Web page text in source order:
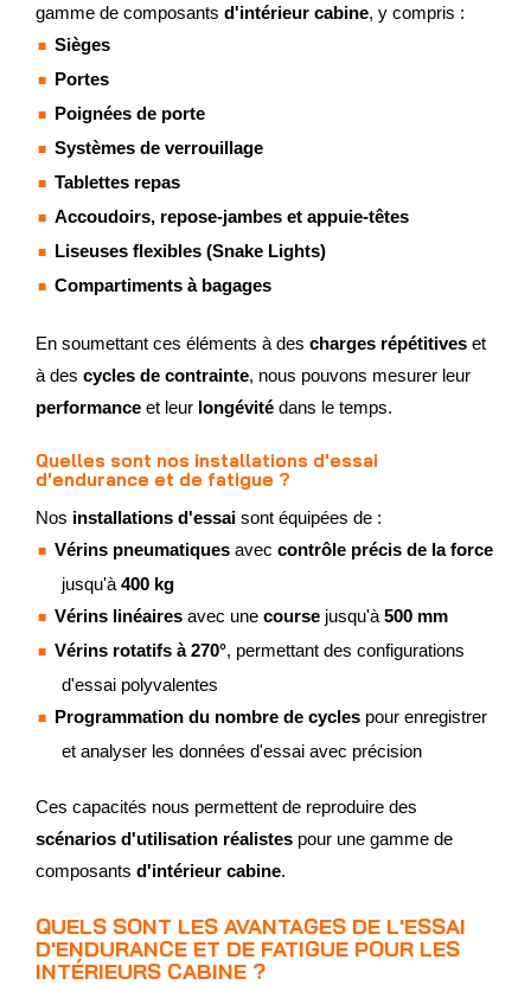
gamme de composants d'intérieur cabine, y compris :
Sièges
Portes
Poignées de porte
Systèmes de verrouillage
Tablettes repas
Accoudoirs, repose-jambes et appuie-têtes
Liseuses flexibles (Snake Lights)
Compartiments à bagages
En soumettant ces éléments à des charges répétitives et
à des cycles de contrainte, nous pouvons mesurer leur
performance et leur longévité dans le temps.
Quelles sont nos installations d'essai
d'endurance et de fatigue ?
Nos installations d'essai sont équipées de :
Vérins pneumatiques avec contrôle précis de la force
jusqu'à 400 kg
Vérins linéaires avec une course jusqu'à 500 mm
Vérins rotatifs à 270°, permettant des configurations
d'essai polyvalentes
Programmation du nombre de cycles pour enregistrer
et analyser les données d'essai avec précision
Ces capacités nous permettent de reproduire des
scénarios d'utilisation réalistes pour une gamme de
composants d'intérieur cabine.
QUELS SONT LES AVANTAGES DE L'ESSAI
D'ENDURANCE ET DE FATIGUE POUR LES
INTÉRIEURS CABINE ?